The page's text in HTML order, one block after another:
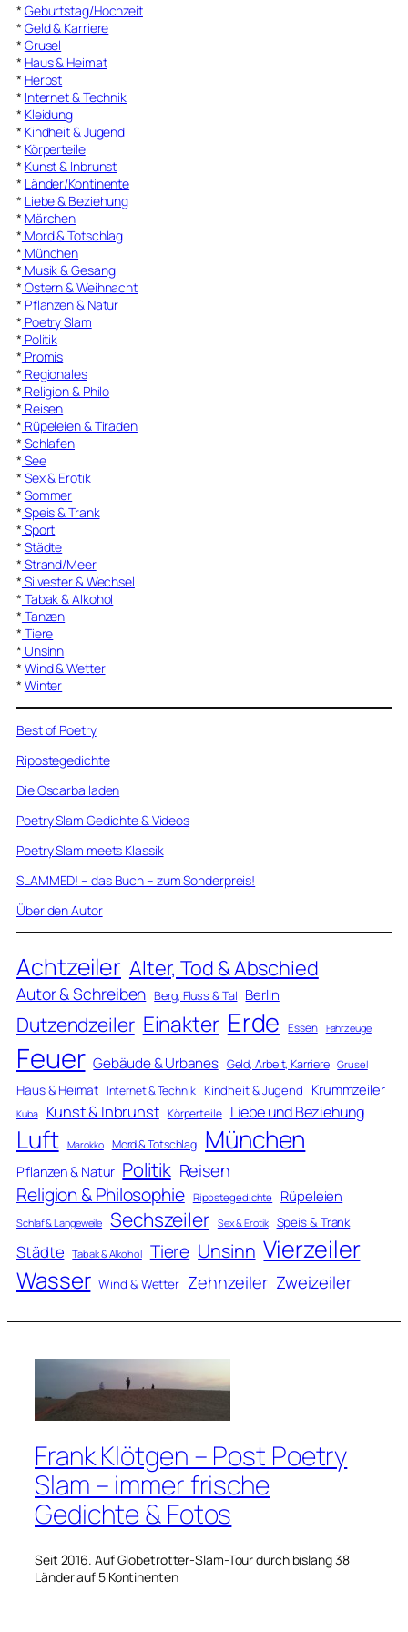
* Geburtstag/Hochzeit
* Geld & Karriere
* Grusel
* Haus & Heimat
* Herbst
* Internet & Technik
* Kleidung
* Kindheit & Jugend
* Körperteile
* Kunst & Inbrunst
* Länder/Kontinente
* Liebe & Beziehung
* Märchen
* Mord & Totschlag
* München
* Musik & Gesang
* Ostern & Weihnacht
* Pflanzen & Natur
* Poetry Slam
* Politik
* Promis
* Regionales
* Religion & Philo
* Reisen
* Rüpeleien & Tiraden
* Schlafen
* See
* Sex & Erotik
* Sommer
* Speis & Trank
* Sport
* Städte
* Strand/Meer
* Silvester & Wechsel
* Tabak & Alkohol
* Tanzen
* Tiere
* Unsinn
* Wind & Wetter
* Winter
Best of Poetry
Ripostegedichte
Die Oscarballaden
Poetry Slam Gedichte & Videos
Poetry Slam meets Klassik
SLAMMED! – das Buch – zum Sonderpreis!
Über den Autor
Achtzeiler Alter, Tod & Abschied
Autor & Schreiben Berg, Fluss & Tal Berlin
Dutzendzeiler Einakter Erde Essen Fahrzeuge
Feuer Gebäude & Urbanes Geld, Arbeit, Karriere Grusel
Haus & Heimat Internet & Technik Kindheit & Jugend Krummzeiler
Kuba Kunst & Inbrunst Körperteile Liebe und Beziehung
Luft Marokko Mord & Totschlag München
Pflanzen & Natur Politik Reisen
Religion & Philosophie Ripostegedichte Rüpeleien
Schlaf & Langeweile Sechszeiler Sex & Erotik Speis & Trank
Städte Tabak & Alkohol Tiere Unsinn Vierzeiler
Wasser Wind & Wetter Zehnzeiler Zweizeiler
Frank Klötgen – Post Poetry
Slam – immer frische
Gedichte & Fotos
Seit 2016. Auf Globetrotter-Slam-Tour durch bislang 38
Länder auf 5 Kontinenten